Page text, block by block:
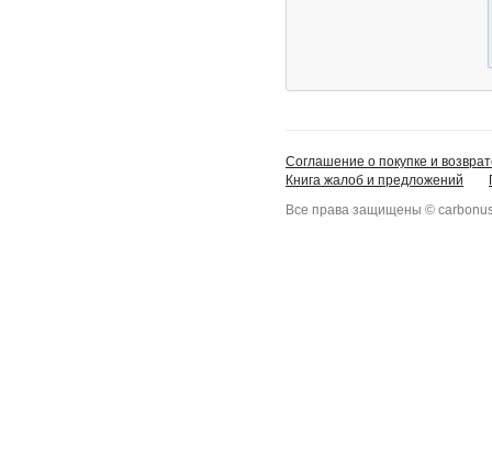
Соглашение о покупке и
Книга жалоб и предложений
Все права защищены ©